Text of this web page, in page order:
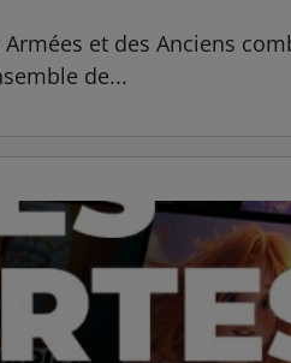
et des Anciens
de...